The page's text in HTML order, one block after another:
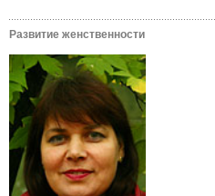
Развитие женственности